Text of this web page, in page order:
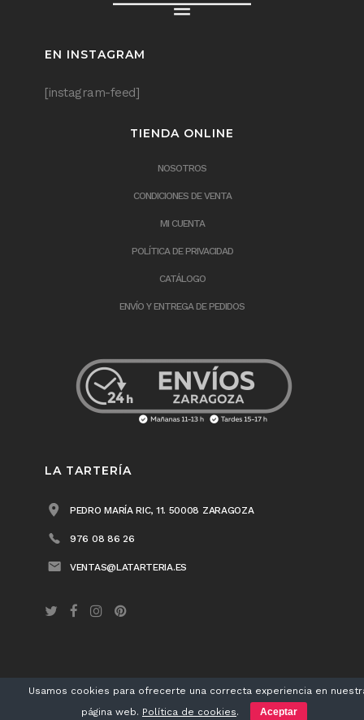
EN INSTAGRAM
[instagram-feed]
TIENDA ONLINE
NOSOTROS
CONDICIONES DE VENTA
MI CUENTA
POLÍTICA DE PRIVACIDAD
CATÁLOGO
ENVÍO Y ENTREGA DE PEDIDOS
LA TARTERÍA
PEDRO MARÍA RIC, 11. 50008 ZARAGOZA
976 08 86 26
VENTAS@LATARTERIA.ES
LA TARTERÍA® 2018 /Aviso legal/Política de privacidad/Política de cookies
/ DiseñoMatherea
Usamos cookies para ofrecerte una correcta experiencia en
página web. Política de cookies. Aceptar